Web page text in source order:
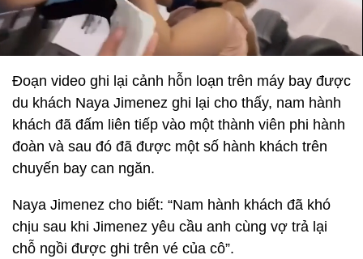
Đoạn video ghi lại cảnh hỗn loạn trên máy bay được
du khách Naya Jimenez ghi lại cho thấy, nam hành
khách đã đấm liên tiếp vào một thành viên phi hành
đoàn và sau đó đã được một số hành khách trên
chuyến bay can ngăn.
Naya Jimenez cho biết: “Nam hành khách đã khó
chịu sau khi Jimenez yêu cầu anh cùng vợ trả lại
chỗ ngồi được ghi trên vé của cô”.